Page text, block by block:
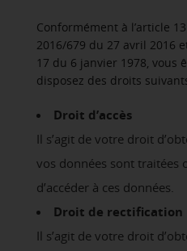
Conformément à l’article
2016/679 du 27 avril 2016
17 du 6 janvier 1978, vous
disposez des droits
Droit d’accès
Il s’agit de votre droit
vos données sont traitées
d’accéder à ces données.
Droit de rectification
Il s’agit de votre droit